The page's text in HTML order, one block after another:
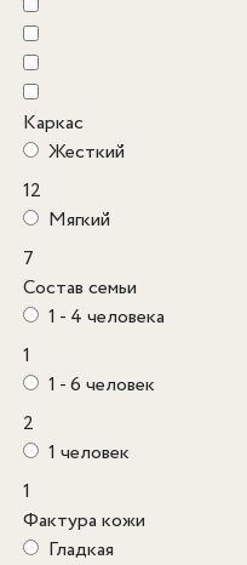
Каркас
Жесткий
12
Мягкий
7
Состав семьи
1 - 4 человека
1
1 - 6 человек
2
1 человек
1
Фактура кожи
Гладкая